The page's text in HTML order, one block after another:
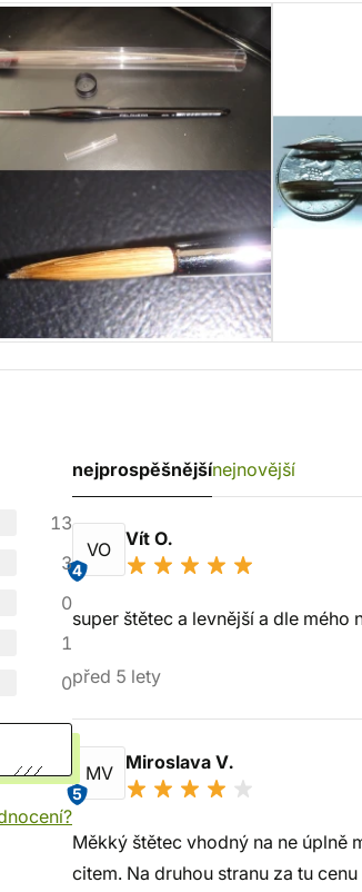
13
3
0
1
0
nejprospěšnějšínejnovější
VO
4
Vít O.
super štětec a levnější a dle mého
před 5 lety
MV
5
Miroslava V.
Měkký štětec vhodný na ne úplně
citem. Na druhou stranu za tu